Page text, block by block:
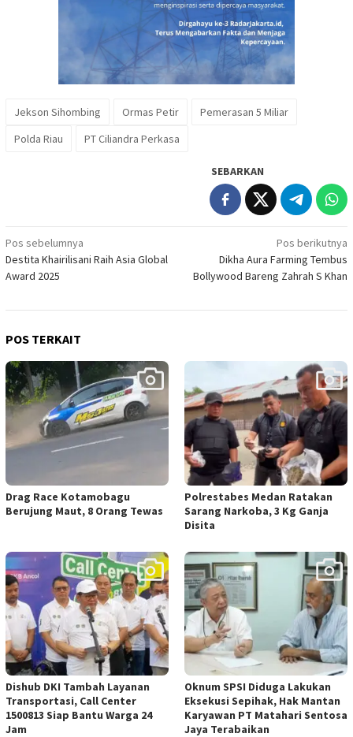
Jekson Sihombing Ormas Petir
Pemerasan 5 Miliar
Polda Riau
PT Ciliandra Perkasa
SEBARKAN
Navigasi
pos
Pos sebelumnya
Destita Khairilisani Raih Asia Global
Award 2025
Pos berikutnya
Dikha Aura Farming Tembus
Bollywood Bareng Zahrah S Khan
POS TERKAIT
Drag Race Kotamobagu
Berujung Maut, 8 Orang Tewas
Polrestabes Medan Ratakan
Sarang Narkoba, 3 Kg Ganja
Disita
Dishub DKI Tambah Layanan
Transportasi, Call Center
1500813 Siap Bantu Warga 24
Jam
Oknum SPSI Diduga Lakukan
Eksekusi Sepihak, Hak Mantan
Karyawan PT Matahari Sentosa
Jaya Terabaikan